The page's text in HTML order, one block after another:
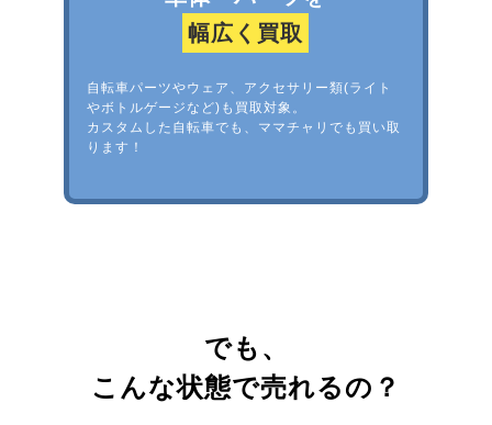
幅広く買取
自転車パーツやウェア、アクセサリー類(ライト
やボトルゲージなど)も買取対象。
カスタムした自転車でも、ママチャリでも買い取
ります！
でも、
こんな状態で売れるの？